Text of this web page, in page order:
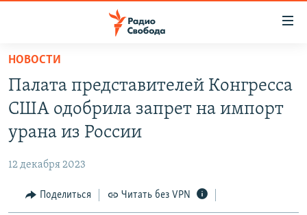
упрощенного
доступа
Вернуться
основному
Вернутся
АВТОРСКИЕ ПРОЕКТЫ
МНЕНИЯ
КУЛЬТУРА
НОВОСТИ
Палата представителей Конгресса
США одобрила запрет на импорт
урана из России
12 декабря 2023
Поделиться Читать без VPN